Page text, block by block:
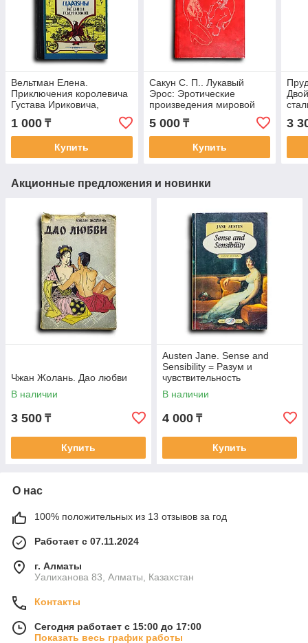
Вельтман Елена.
Приключения королевича
Густава Ириковича,
жениха царевны Ксении
Годуновой
1 000 ₸
Купить
Сакун С. П.. Лукавый
Эрос: Эротические
произведения мировой
литературы
5 000₸
Купить
3
Акционные предложения и новинки
Чжан Жолань. Дао любви
В наличии
3 500 ₸
Купить
Austen Jane. Sense and
Sensibility = Разум и
чувствительность
В наличии
4 000 ₸
Купить
О нас
100% положительных из 13 отзывов за год
Работает с 07.11.2024
г. Алматы
Уалиханова 83, Алматы, Казахстан
Контакты
Сегодня работает с 15:00 до 17:00
Показать весь график работы